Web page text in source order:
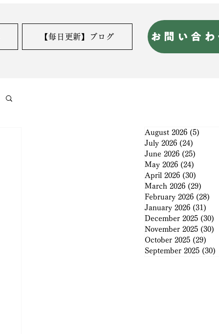
【毎日更新】ブログ お問い合
August 2026 (5)
July 2026 (24)
June 2026 (25)
May 2026 (24)
April 2026 (30)
March 2026 (29)
February 2026 (28)
January 2026 (31)
December 2025 (30)
November 2025 (30)
October 2025 (29)
September 2025 (30)